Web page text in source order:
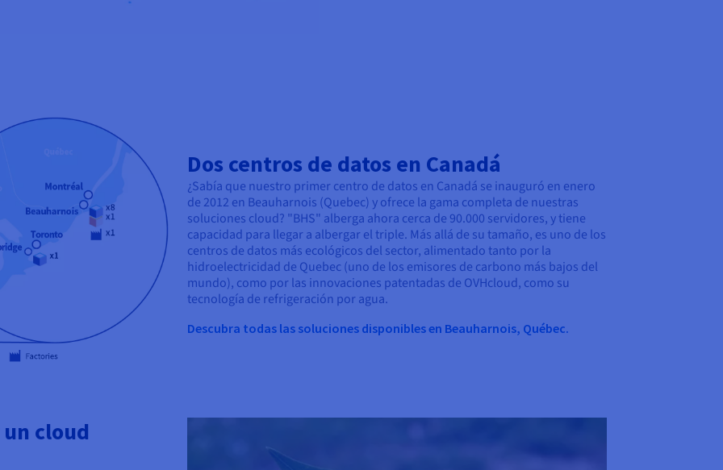
Dos centros de datos en Canadá
¿Sabía que nuestro primer centro de datos en Canadá se inauguró en enero
de 2012 en Beauharnois (Quebec) y ofrece la gama completa de nuestras
soluciones cloud? "BHS" alberga ahora cerca de 90.000 servidores, y tiene
capacidad para llegar a albergar el triple. Más allá de su tamaño, es uno de los
centros de datos más ecológicos del sector, alimentado tanto por la
hidroelectricidad de Quebec (uno de los emisores de carbono más bajos del
mundo), como por las innovaciones patentadas de OVHcloud, como su
tecnología de refrigeración por agua.
Descubra todas las soluciones disponibles en Beauharnois, Québec.
cloud